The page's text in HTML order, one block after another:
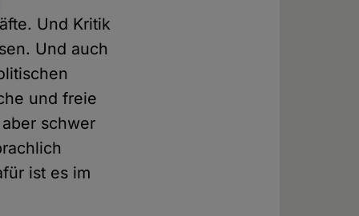
Und Kritik
Und auch
und freie
schwer
ist es im